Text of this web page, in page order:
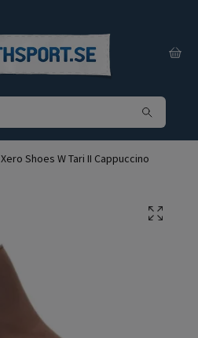
Xero Shoes W Tari II Cappuccino